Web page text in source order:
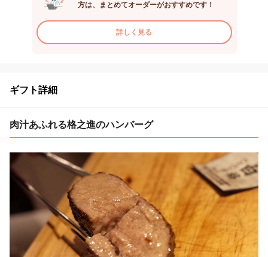
方は、まとめてオーダーがおすすめです！
詳しく見る
ギフト詳細
肉汁あふれる格之進のハンバーグ